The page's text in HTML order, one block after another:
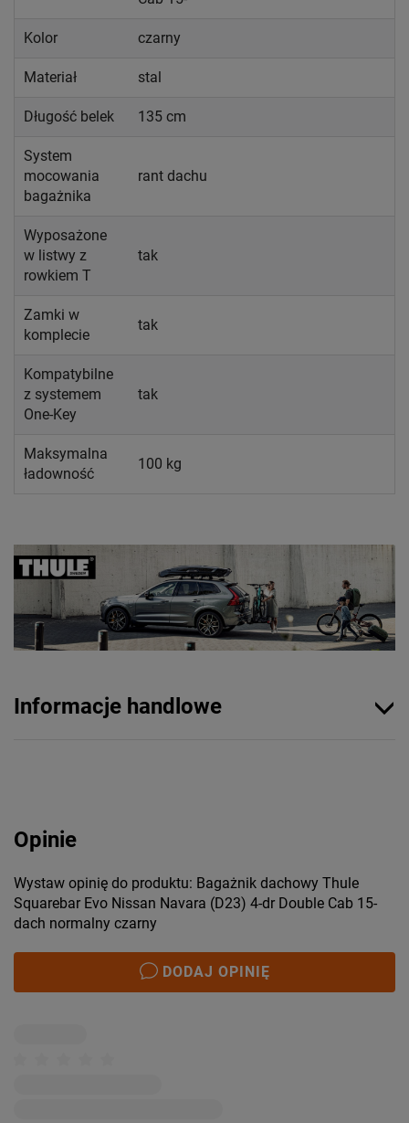
Kolor czarny
Materiał stal
Długość belek 135 cm
System
mocowania
bagażnika
rant dachu
Wyposażone
w listwy z
rowkiem T
tak
Zamki w
komplecie
tak
Kompatybilne
z systemem
One-Key
tak
Maksymalna
ładowność
100 kg
Informacje handlowe
Opinie
Wystaw opinię do produktu: Bagażnik dachowy Thule
Squarebar Evo Nissan Navara (D23) 4-dr Double Cab 15-
dach normalny czarny
DODAJ OPINIĘ